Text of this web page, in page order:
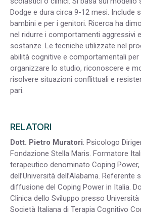
Dodge e dura circa 9-12 mesi. Include
bambini e per i genitori. Ricerca ha
nel ridurre i comportamenti aggressivi
sostanze. Le tecniche utilizzate nel
abilità cognitive e comportamentali per
organizzare lo studio, riconoscere e
risolvere situazioni conflittuali e
pari.
RELATORI
Dott. Pietro Muratori: Psicologo
Fondazione Stella Maris. Formatore
terapeutico denominato Coping
dell’Università dell’Alabama. Referente
diffusione del Coping Power in Italia.
Clinica dello Sviluppo presso
Società Italiana di Terapia Cognitivo